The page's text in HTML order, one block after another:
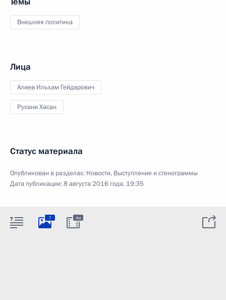
Внешняя политика
Лица
Алиев Ильхам Гейдарович
Рухани Хасан
Статус материала
Опубликован в разделах: Новости, Выступления и стенограммы
Дата публикации:8 августа 2016 года, 19:35
7 4м